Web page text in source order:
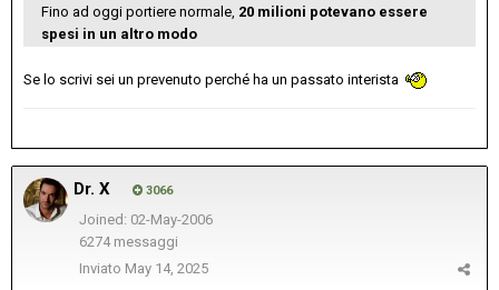
Fino ad oggi portiere normale, 20 milioni potevano essere
spesi in un altro modo
Se lo scrivi sei un prevenuto perché ha un passato interista
Dr. X 3066
Joined: 02-May-2006
6274 messaggi
Inviato May 14, 2025